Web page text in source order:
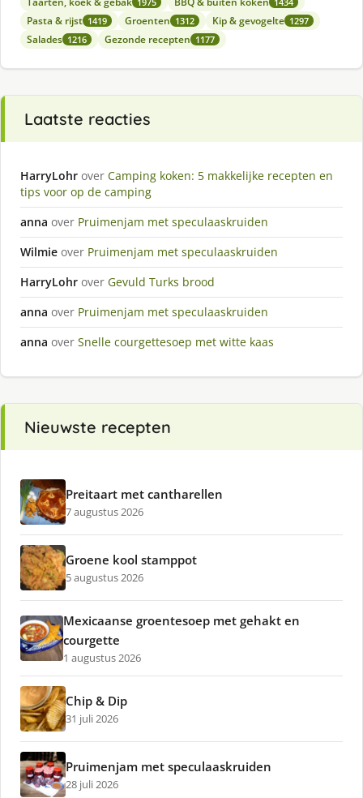
Pasta & rijst 1419 Groenten 1312 Kip & gevogelte 1297
Salades 1216 Gezonde recepten 1177
Laatste reacties
HarryLohr over Camping koken: 5 makkelijke recepten en
tips voor op de camping
anna over Pruimenjam met speculaaskruiden
Wilmie over Pruimenjam met speculaaskruiden
HarryLohr over Gevuld Turks brood
anna over Pruimenjam met speculaaskruiden
anna over Snelle courgettesoep met witte kaas
Nieuwste recepten
Preitaart met cantharellen
7 augustus 2026
Groene kool stamppot
5 augustus 2026
Mexicaanse groentesoep met gehakt en
courgette
1 augustus 2026
Chip & Dip
31 juli 2026
Pruimenjam met speculaaskruiden
28 juli 2026